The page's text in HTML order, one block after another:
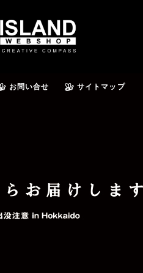
お問い合せ サイトマップ